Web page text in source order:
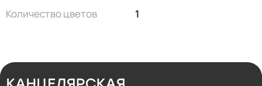
Количество цветов 1